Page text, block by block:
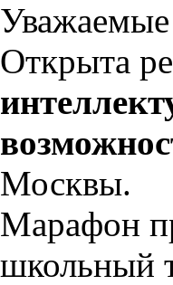
Уважаемые
Открыта
Москвы.
Марафон
школьный